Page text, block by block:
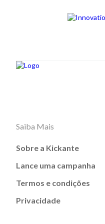
Saiba Mais
Sobre a Kickante
Lance uma campanha
Termos e condições
Privacidade